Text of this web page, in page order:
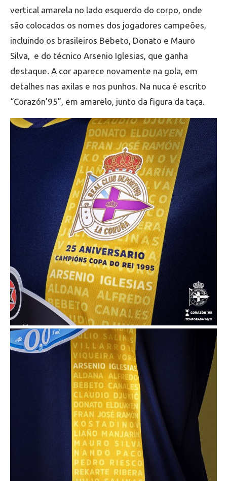
vertical amarela no lado esquerdo do corpo, onde
são colocados os nomes dos jogadores campeões,
incluindo os brasileiros Bebeto, Donato e Mauro
Silva, e do técnico Arsenio Iglesias, que ganha
destaque. A cor aparece novamente na gola, em
detalhes nas axilas e nos punhos. Na nuca é escrito
“Corazón’95”, em amarelo, junto da figura da taça.